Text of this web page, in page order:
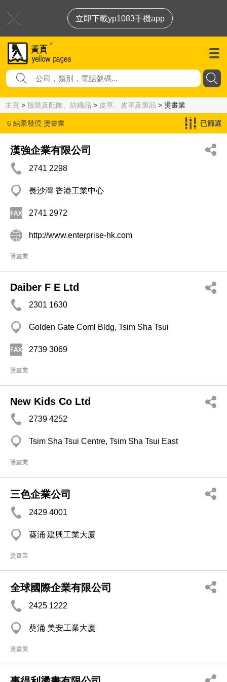
立即下載yp1083手機app
主頁 > 服裝及配飾、紡織品 > 皮草、皮革及製品 > 燙畫業
6 結果發現 燙畫業 已篩選
漢強企業有限公司
2741 2298
長沙灣 香港工業中心
2741 2972
http://www.enterprise-hk.com
燙畫業
Daiber F E Ltd
2301 1630
Golden Gate Coml Bldg, Tsim Sha Tsui
2739 3069
燙畫業
New Kids Co Ltd
2739 4252
Tsim Sha Tsui Centre, Tsim Sha Tsui East
燙畫業
三色企業公司
2429 4001
葵涌 建興工業大廈
燙畫業
全球國際企業有限公司
2425 1222
葵涌 美安工業大廈
燙畫業